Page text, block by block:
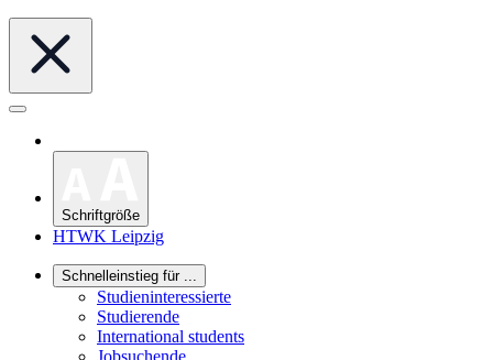
Schriftgröße
HTWK Leipzig
Schnelleinstieg für ...
Studieninteressierte
Studierende
International students